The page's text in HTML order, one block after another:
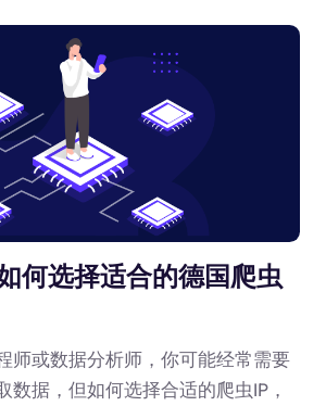
何选择适合的德国爬虫
师或数据分析师，你可能经常需要
数据，但如何选择合适的爬虫IP，